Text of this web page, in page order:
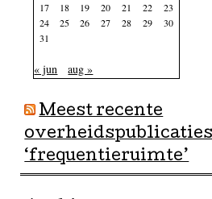
17
18 19 20 21 22
23
24
25 26 27 28 29
30
31
« jun aug »
Meest recente
‘frequentieruimte’